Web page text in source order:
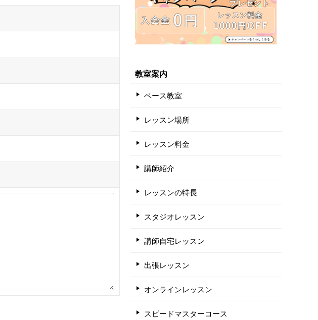
教室案内
ベース教室
レッスン場所
レッスン料金
講師紹介
レッスンの特長
スタジオレッスン
講師自宅レッスン
出張レッスン
オンラインレッスン
スピードマスターコース